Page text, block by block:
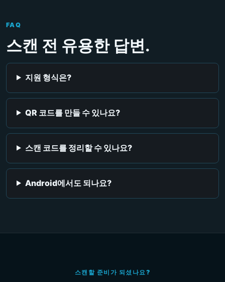
FAQ
스캔 전 유용한 답변.
지원 형식은?
QR 코드를 만들 수 있나요?
스캔 코드를 정리할 수 있나요?
Android에서도 되나요?
스캔할 준비가 되셨나요?